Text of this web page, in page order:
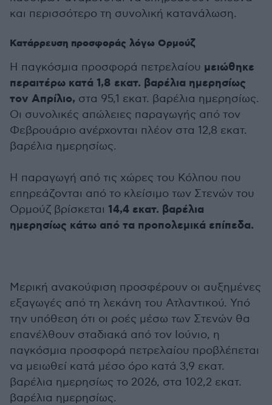
και περισσότερο τη συνολική κατανάλωση.
Κατάρρευση προσφοράς λόγω Ορμούζ
Η παγκόσμια προσφορά πετρελαίου μειώθηκε
περαιτέρω κατά 1,8 εκατ. βαρέλια ημερησίως
τον Απρίλιο, στα 95,1 εκατ. βαρέλια ημερησίως.
Οι συνολικές απώλειες παραγωγής από τον
Φεβρουάριο ανέρχονται πλέον στα 12,8 εκατ.
βαρέλια ημερησίως.
Η παραγωγή από τις χώρες του Κόλπου που
επηρεάζονται από το κλείσιμο των Στενών του
Ορμούζ βρίσκεται 14,4 εκατ. βαρέλια
ημερησίως κάτω από τα προπολεμικά επίπεδα.
Μερική ανακούφιση προσφέρουν οι αυξημένες
εξαγωγές από τη λεκάνη του Ατλαντικού. Υπό
την υπόθεση ότι οι ροές μέσω των Στενών θα
επανέλθουν σταδιακά από τον Ιούνιο, η
παγκόσμια προσφορά πετρελαίου προβλέπεται
να μειωθεί κατά μέσο όρο κατά 3,9 εκατ.
βαρέλια ημερησίως το 2026, στα 102,2 εκατ.
βαρέλια ημερησίως.